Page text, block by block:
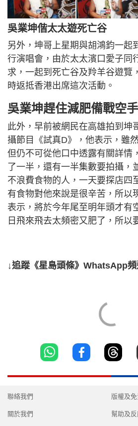
吳業坤偕太太遊死亡谷
另外，坤哥上星期與胡鴻鈞一起
行演唱會，由於太太濱口愛子同
求，一起到死亡谷及羚羊谷遊覽
時返抵香港出席這次活動。
吳業坤趕住減肥備戰空
此外，早前被網民在高雄拍到坤
攝節目《試真D》，他表示，雖
但仍不可從他口中透露有關詳情
了一半，還有一半集數要拍攝，
不浪費食物的人，一天要探店四
有食物對他來說是很辛苦，所以
表示，將於今年尾至明年頭才有
日飛來飛去太頻密又肥了，所以
↓追蹤《星島頭條》WhatsApp頻
聯絡我們
關於我們
版權及
幫助及